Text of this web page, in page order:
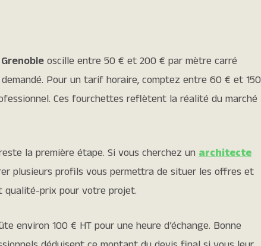
oscille entre 50 € et 200 € par mètre carré
Pour un tarif horaire, comptez entre 60 € et 150
Ces fourchettes reflètent la réalité du marché
la première étape. Si vous cherchez un architecte
plusieurs profils vous permettra de situer les offres et
qualité-prix pour votre projet.
environ 100 € HT pour une heure d’échange. Bonne